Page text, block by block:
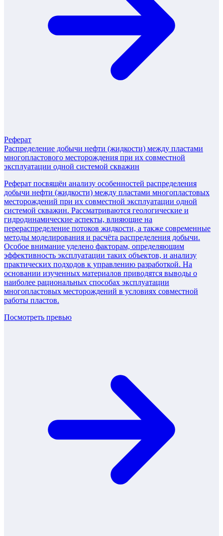
Реферат
Распределение добычи нефти (жидкости) между пластами
многопластового месторождения при их совместной
эксплуатации одной системой скважин
Реферат посвящён анализу особенностей распределения
добычи нефти (жидкости) между пластами многопластовых
месторождений при их совместной эксплуатации одной
системой скважин. Рассматриваются геологические и
гидродинамические аспекты, влияющие на
перераспределение потоков жидкости, а также современные
методы моделирования и расчёта распределения добычи.
Особое внимание уделено факторам, определяющим
эффективность эксплуатации таких объектов, и анализу
практических подходов к управлению разработкой. На
основании изученных материалов приводятся выводы о
наиболее рациональных способах эксплуатации
многопластовых месторождений в условиях совместной
работы пластов.
Посмотреть превью